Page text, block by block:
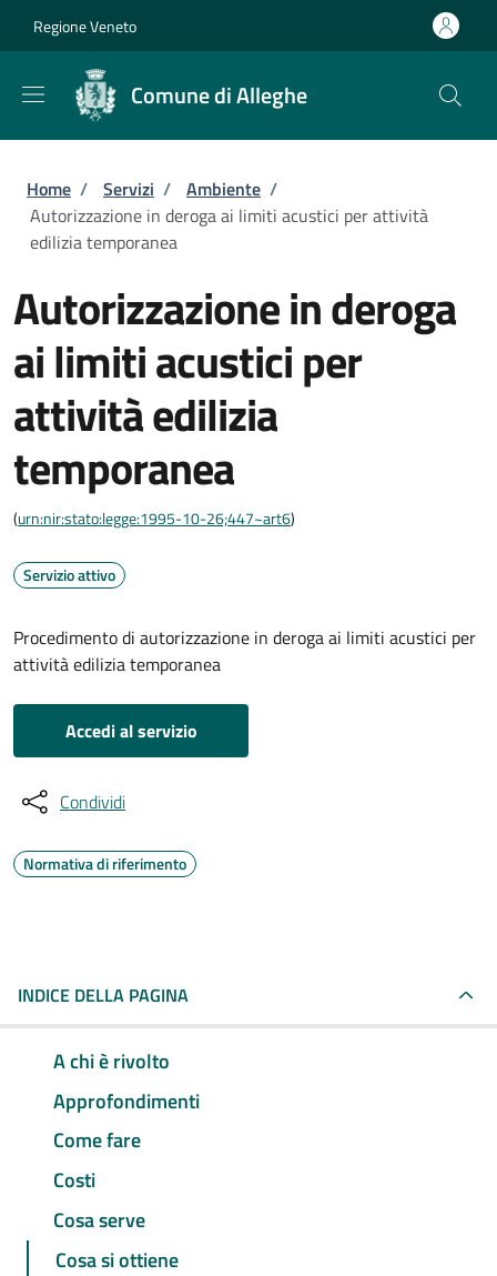
Regione Veneto
Comune di Alleghe
Briciole di pane
Home / Servizi / Ambiente /
Autorizzazione in deroga ai limiti acustici per attività
edilizia temporanea
Autorizzazione in deroga
ai limiti acustici per
attività edilizia
temporanea
(urn:nir:stato:legge:1995-10-26;447~art6)
Servizio attivo
Procedimento di autorizzazione in deroga ai limiti acustici per
attività edilizia temporanea
Accedi al servizio
Condividi
Normativa di riferimento
INDICE DELLA PAGINA
A chi è rivolto
Approfondimenti
Come fare
Costi
Cosa serve
Cosa si ottiene